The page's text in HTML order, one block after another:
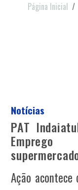
Página Inicial
Notícias
PAT
Ação